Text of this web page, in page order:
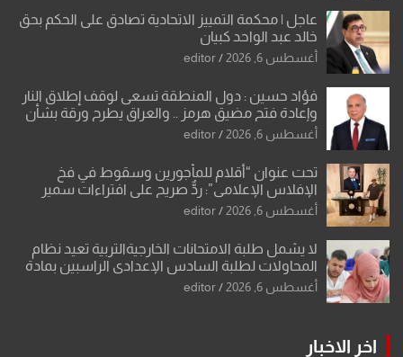
عاجل | محكمة التمييز الاتحادية تصادق على الحكم بحق
خالد عبد الواحد كبيان
أغسطس 6, 2026 editor
فؤاد حسين : دول المنطقة تسعى لوقف إطلاق النار
وإعادة فتح مضيق هرمز .. والعراق يطرح ورقة بشأن
تحولات القدس
أغسطس 6, 2026 editor
تحت عنوان “أقلام للمأجورين وسقوط في فخ
الإفلاس الإعلامي”: ردٌّ صريح على افتراءات سمير
الشكرجي
أغسطس 6, 2026 editor
لا يشمل طلبة الامتحانات الخارجيةالتربية تعيد نظام
المحاولات لطلبة السادس الإعدادي الراسبين بمادة
أو مادتين
أغسطس 6, 2026 editor
اخر الاخبار